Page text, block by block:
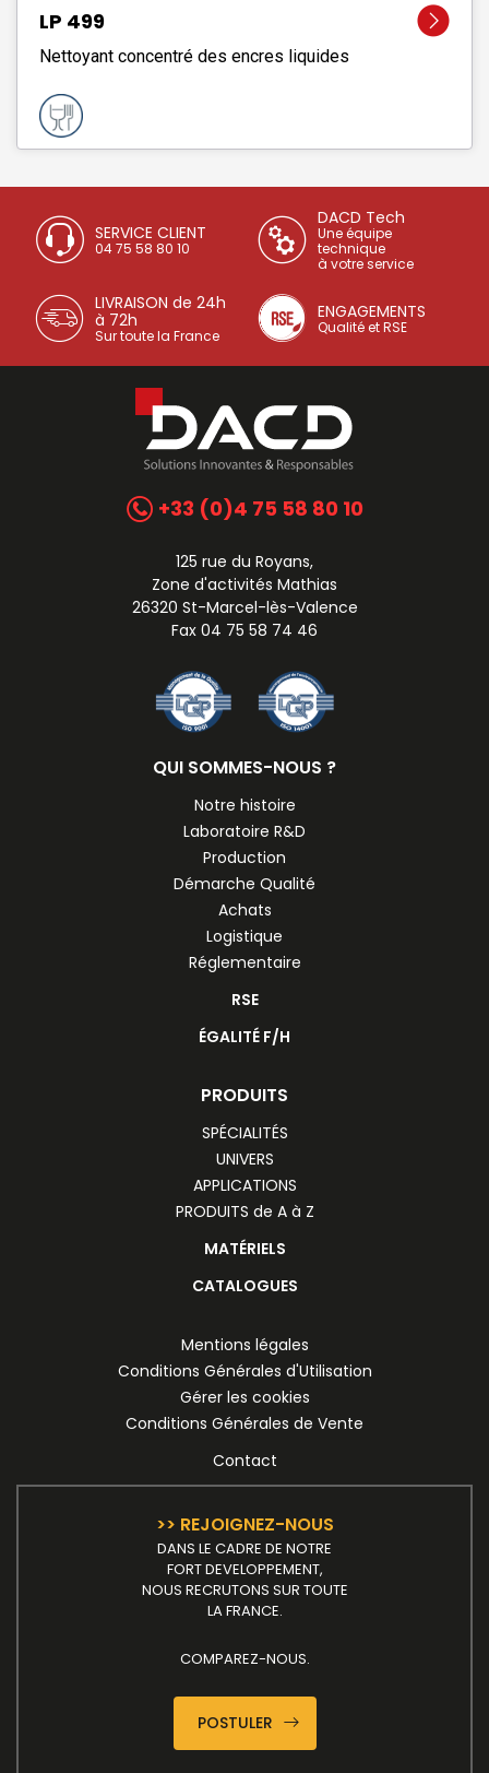
LP 499
Nettoyant concentré des encres liquides
SERVICE CLIENT
04 75 58 80 10
DACD Tech
Une équipe
technique
à votre service
LIVRAISON de 24h
à 72h
Sur toute la France
ENGAGEMENTS
Qualité et RSE
+33 (0)4 75 58 80 10
125 rue du Royans,
Zone d'activités Mathias
26320 St-Marcel-lès-Valence
Fax 04 75 58 74 46
QUI SOMMES-NOUS ?
Notre histoire
Laboratoire R&D
Production
Démarche Qualité
Achats
Logistique
Réglementaire
RSE
ÉGALITÉ F/H
PRODUITS
SPÉCIALITÉS
UNIVERS
APPLICATIONS
PRODUITS de A à Z
MATÉRIELS
CATALOGUES
Mentions légales
Conditions Générales d'Utilisation
Gérer les cookies
Conditions Générales de Vente
Contact
>> REJOIGNEZ-NOUS
DANS LE CADRE DE NOTRE
FORT DEVELOPPEMENT,
NOUS RECRUTONS SUR TOUTE
LA FRANCE.
COMPAREZ-NOUS.
POSTULER